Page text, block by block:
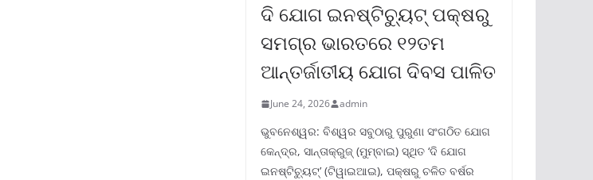
ଦି ଯୋଗ ଇନଷ୍ଟିଚ୍ୟୁଟ୍ ପକ୍ଷରୁ
ସମଗ୍ର ଭାରତରେ ୧୨ତମ
ଆନ୍ତର୍ଜାତୀୟ ଯୋଗ ଦିବସ ପାଳିତ
June 24, 2026 admin
ଭୁବନେଶ୍ୱର: ବିଶ୍ୱର ସବୁଠାରୁ ପୁରୁଣା ସଂଗଠିତ ଯୋଗ
କେନ୍ଦ୍ର, ସାନ୍ତାକ୍ରୁଜ୍ (ମୁମ୍ବାଇ) ସ୍ଥିତ ‘ଦି ଯୋଗ
ଇନଷ୍ଟିଚ୍ୟୁଟ୍‌’ (ଟିୱାଇଆଇ), ପକ୍ଷରୁ ଚଳିତ ବର୍ଷର